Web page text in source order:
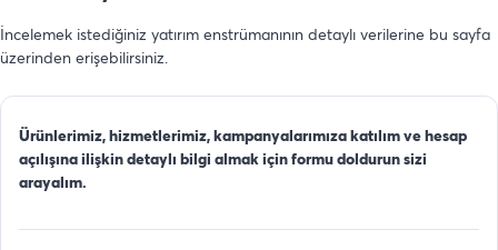
İncelemek istediğiniz yatırım enstrümanının detaylı verilerine bu sayfa
üzerinden erişebilirsiniz.
Ürünlerimiz, hizmetlerimiz, kampanyalarımıza katılım ve hesap
açılışına ilişkin detaylı bilgi almak için formu doldurun sizi
arayalım.